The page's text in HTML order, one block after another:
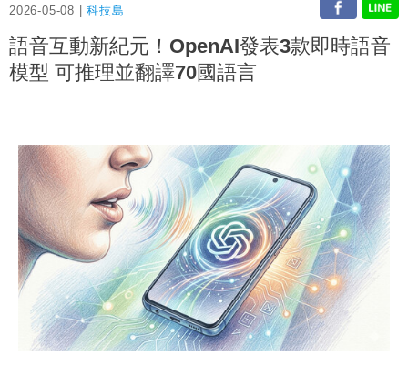
2026-05-08 |科技島
語音互動新紀元！OpenAI發表3款即時語音
模型 可推理並翻譯70國語言